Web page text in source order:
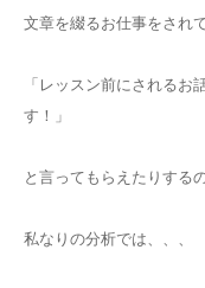
文章を綴るお仕事をされ
「レッスン前にされるお
す！」
と言ってもらえたりする
私なりの分析では、、、